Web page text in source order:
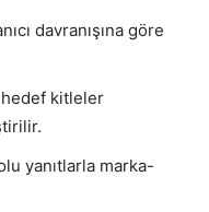
davranışına göre
kitleler
yanıtlarla marka-